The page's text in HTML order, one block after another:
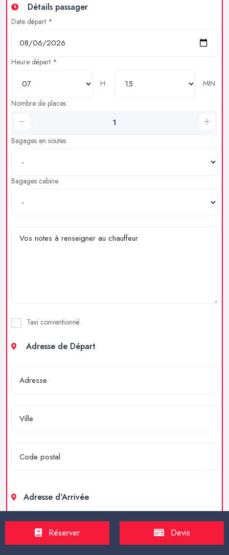
Détails passager
Date départ *
Heure départ *
H
MIN
Nombre de places
Bagages en soutes
Bagages cabine
Taxi conventionné
Adresse de Départ
Adresse d'Arrivée
Réserver Devis